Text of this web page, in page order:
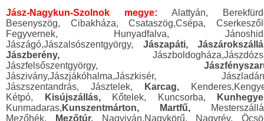
Jász-Nagykun-Szolnok megye:Alattyán,
Besenyszög, Cibakháza, Csataszög,Csépa,
Fegyvernek, Hunyadfalva,
Jászágó,Jászalsószentgyörgy, Jászapáti,
Jászberény,
Jászfelsőszentgyörgy,
Jászivány,Jászjákóhalma,Jászkisér,
Jászszentandrás, Jásztelek,
Karcag,
Kétpó,
Kisújszállás, Kőtelek, Kuncsorba,
Kunmadaras, Kunszentmárton, Martfű,
Mezőhék,
Mezőtúr,
Nagyiván,Nagykörű, Nagyrév,